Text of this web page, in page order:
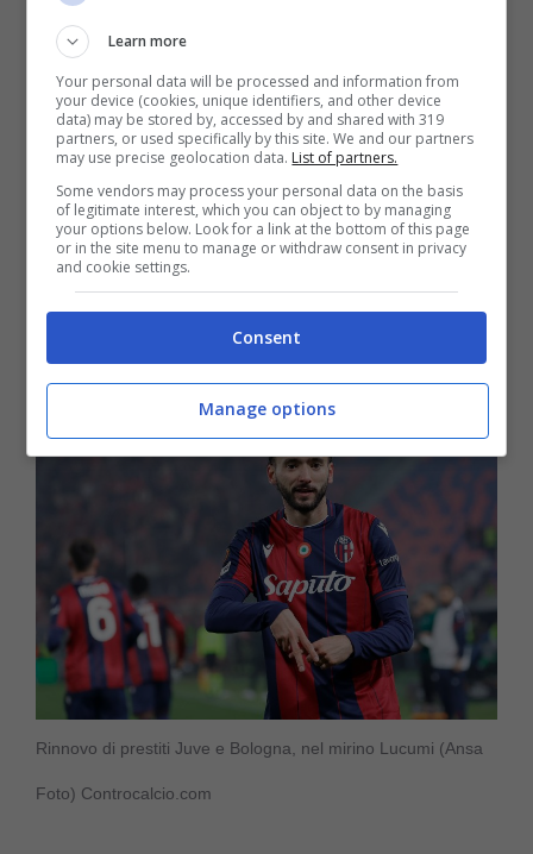
Le due società sta seriamente pensando di
fare restare i due giocatori dove sono,
soprattutto laJuventusanche se lo stesso
Holm
non è che abbia convinto più di tanto,
anche perché c’è uno scopo ben preciso da
parte della società bianconera. E potrebbe
essere una grande occasione per
Rinnovo di prestiti Juve e Bologna, nel mirino Lucumi (Ansa
Foto) Controcalcio.com
Learn more
Your personal data will be processed and information from
your device (cookies, unique identifiers, and other device
data) may be stored by, accessed by and shared with 319
partners, or used specifically by this site. We and our partners
may use precise geolocation data. List of partners.
Some vendors may process your personal data on the basis
of legitimate interest, which you can object to by managing
your options below. Look for a link at the bottom of this page
or in the site menu to manage or withdraw consent in privacy
and cookie settings.
Consent
Manage options